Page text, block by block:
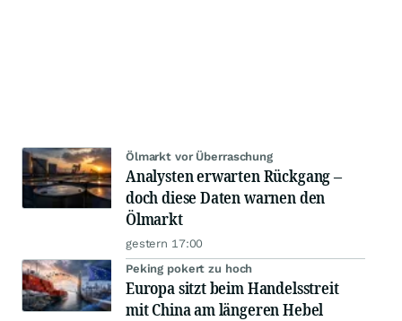
Ölmarkt vor Überraschung
Analysten erwarten Rückgang –
doch diese Daten warnen den
Ölmarkt
gestern 17:00
Peking pokert zu hoch
Europa sitzt beim Handelsstreit
mit China am längeren Hebel